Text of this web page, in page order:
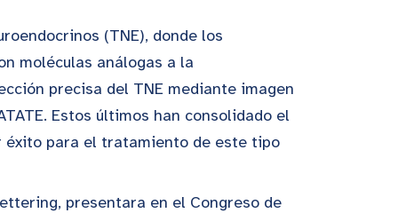
(TNE), donde los
moléculas análogas a la
precisa del TNE mediante imagen
Estos últimos han consolidado el
éxito para el tratamiento de este tipo
presentara en el Congreso de